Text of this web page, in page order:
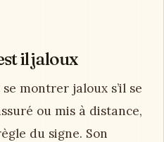
il jaloux
montrer jaloux s’il se
ou mis à distance,
du signe. Son